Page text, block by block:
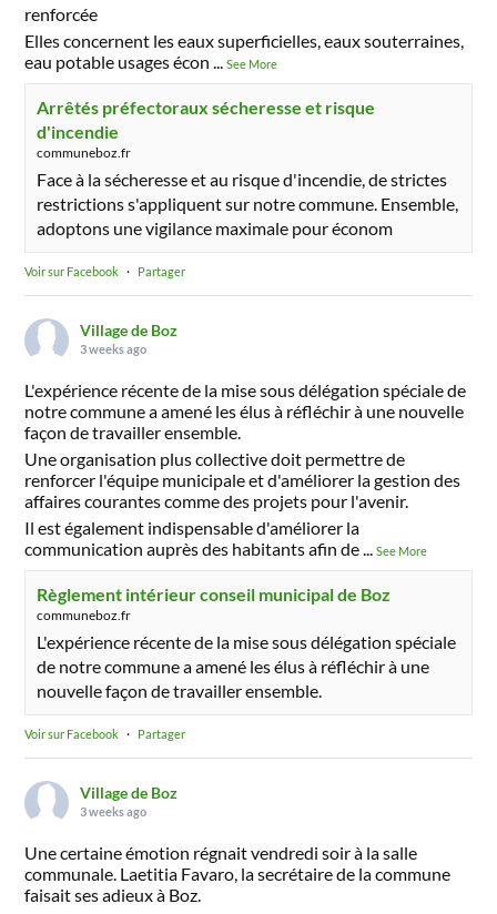
renforcée
Elles concernent les eaux superficielles, eaux souterraines,
eau potable usages écon ...See More
Arrêtés préfectoraux sécheresse et risque
d'incendie
communeboz.fr
Face à la sécheresse et au risque d'incendie, de strictes
restrictions s'appliquent sur notre commune. Ensemble,
adoptons une vigilance maximale pour économ
Voir sur Facebook · Partager
Village de Boz
3 weeks ago
L'expérience récente de la mise sous délégation spéciale de
notre commune a amené les élus à réfléchir à une nouvelle
façon de travailler ensemble.
Une organisation plus collective doit permettre de
renforcer l'équipe municipale et d'améliorer la gestion des
affaires courantes comme des projets pour l'avenir.
Il est également indispensable d'améliorer la
communication auprès des habitants afin de...See More
Règlement intérieur conseil municipal de Boz
communeboz.fr
L'expérience récente de la mise sous délégation spéciale
de notre commune a amené les élus à réfléchir à une
nouvelle façon de travailler ensemble.
Voir sur Facebook · Partager
Village de Boz
3 weeks ago
Une certaine émotion régnait vendredi soir à la salle
communale. Laetitia Favaro, la secrétaire de la commune
faisait ses adieux à Boz.